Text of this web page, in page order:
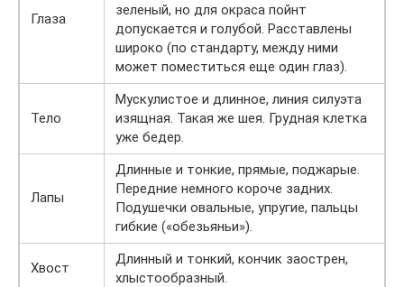
Глаза
зеленый, но для окраса пойнт
допускается и голубой. Расставлены
широко (по стандарту, между ними
может поместиться еще один глаз).
Тело
Мускулистое и длинное, линия силуэта
изящная. Такая же шея. Грудная клетка
уже бедер.
Лапы
Длинные и тонкие, прямые, поджарые.
Передние немного короче задних.
Подушечки овальные, упругие, пальцы
гибкие («обезьяньи»).
Хвост
Длинный и тонкий, кончик заострен,
хлыстообразный.